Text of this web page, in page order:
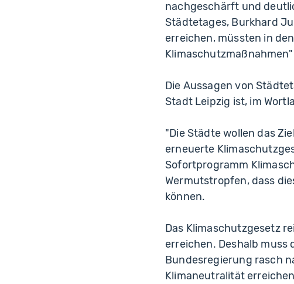
nachgeschärft und
Städtetages, Burkhard
erreichen, müssten in
Die Aussagen von
Stadt Leipzig ist, im
"Die Städte wollen das
erneuerte
Sofortprogramm
Wermutstropfen, dass
können.
Das Klimaschutzgesetz
erreichen. Deshalb
Bundesregierung rasch
Klimaneutralität